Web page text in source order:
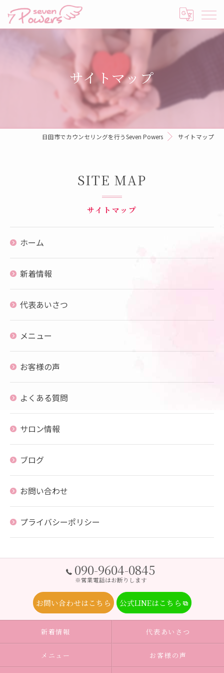
サイトマップ
日田市でカウンセリングを行うSeven Powers サイトマップ
サイトマップ
SITE MAP
ホーム
新着情報
代表あいさつ
メニュー
お客様の声
よくある質問
サロン情報
ブログ
お問い合わせ
プライバシーポリシー
090-9604-0845
※営業電話はお断りします
お問い合わせはこちら 公式LINEはこちら
新着情報 代表あいさつ
メニュー お客様の声